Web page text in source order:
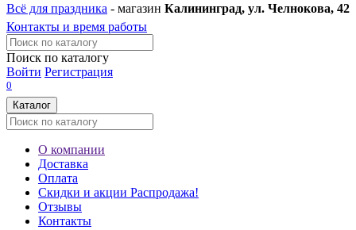
Всё для праздника - магазин Калининград, ул. Челнокова, 42
Контакты и время работы
Поиск по каталогу
Войти Регистрация
0
Каталог
О компании
Доставка
Оплата
Скидки и акции Распродажа!
Отзывы
Контакты